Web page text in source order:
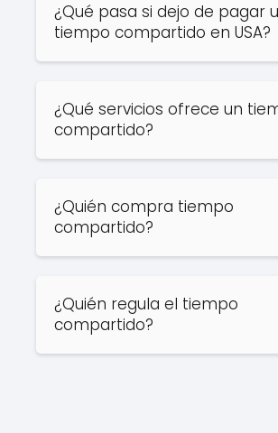
¿Qué pasa si dejo de pagar
tiempo compartido en USA?
¿Qué servicios ofrece un
compartido?
¿Quién compra tiempo
compartido?
¿Quién regula el tiempo
compartido?